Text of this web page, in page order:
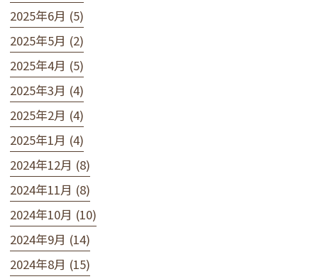
2025年6月 (5)
2025年5月 (2)
2025年4月 (5)
2025年3月 (4)
2025年2月 (4)
2025年1月 (4)
2024年12月 (8)
2024年11月 (8)
2024年10月 (10)
2024年9月 (14)
2024年8月 (15)